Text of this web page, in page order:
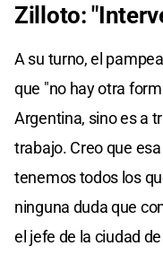
Zilloto:
A su turno, el
que "no hay otra
Argentina, sino es a
trabajo. Creo que
tenemos todos los
ninguna duda que
el jefe de la ciudad